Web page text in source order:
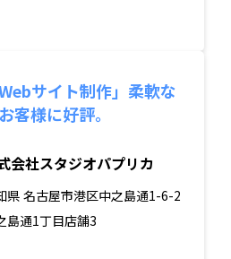
サイト制作」柔軟な
客様に好評。
会社スタジオパプリカ
県名古屋市港区中之島通1-6-2
島通1丁目店舗3